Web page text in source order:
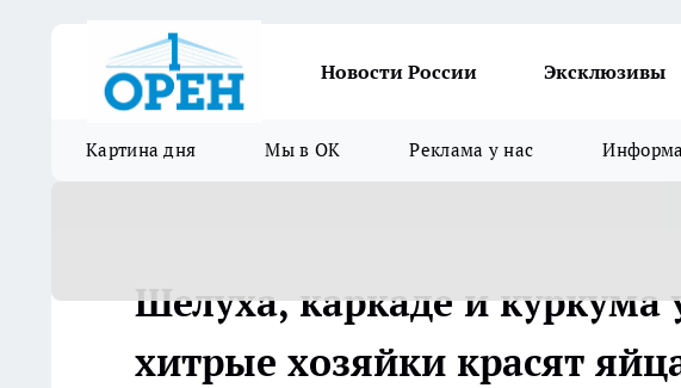
Новости России Эксклюзивы
Картина дня Мы в ОК Реклама у нас
Шелуха, каркаде и
хитрые хозяйки красят